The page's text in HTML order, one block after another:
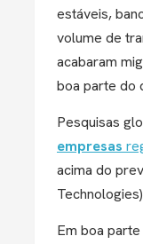
estáveis,
volume de
acabaram
boa parte do
Pesquisas
empresas
acima do
Em boa